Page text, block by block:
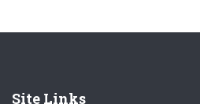
Site Links